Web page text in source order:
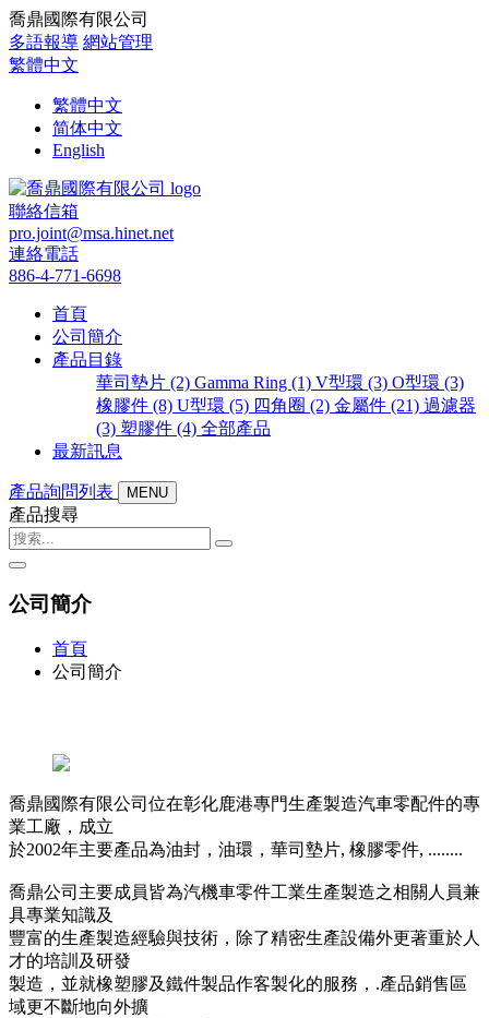
喬鼎國際有限公司
多語報導 網站管理
繁體中文
繁體中文
简体中文
English
聯絡信箱
pro.joint@msa.hinet.net
連絡電話
886-4-771-6698
首頁
公司簡介
產品目錄
華司墊片 (2) Gamma Ring (1) V型環 (3) O型環 (3)
橡膠件 (8) U型環 (5) 四角圈 (2) 金屬件 (21) 過濾器
(3) 塑膠件 (4) 全部產品
最新訊息
產品詢問列表 MENU
產品搜尋
公司簡介
首頁
公司簡介
喬鼎國際有限公司位在彰化鹿港專門生產製造汽車零配件的專
業工廠，成立
於2002年主要產品為油封，油環，華司墊片, 橡膠零件, ........
喬鼎公司主要成員皆為汽機車零件工業生產製造之相關人員兼
具專業知識及
豐富的生產製造經驗與技術，除了精密生產設備外更著重於人
才的培訓及研發
製造，並就橡塑膠及鐵件製品作客製化的服務，.產品銷售區
域更不斷地向外擴